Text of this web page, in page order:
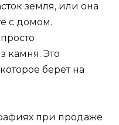
земля, или она
с домом.
камня. Это
берет на
при продаже